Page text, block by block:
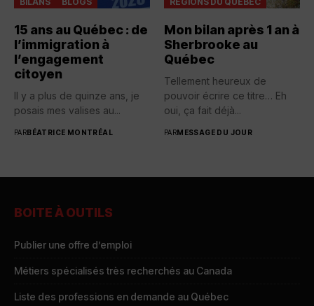
15 ans au Québec : de
l’immigration à
l’engagement
citoyen
Il y a plus de quinze ans, je
posais mes valises au...
PARBÉATRICE MONTRÉAL
Mon bilan après 1 an à
Sherbrooke au
Québec
Tellement heureux de
pouvoir écrire ce titre… Eh
oui, ça fait déjà...
PARMESSAGE DU JOUR
BOITE À OUTILS
Publier une offre d’emploi
Métiers spécialisés très recherchés au Canada
Liste des professions en demande au Québec